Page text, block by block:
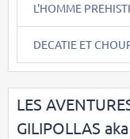
L'HOMME
DECATIE ET
LES
GILIPOLLAS